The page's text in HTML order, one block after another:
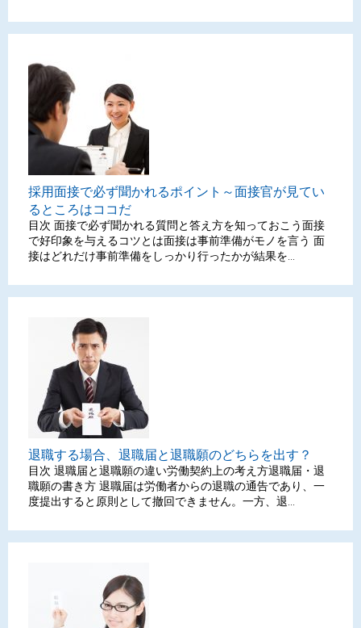
採用面接で必ず聞かれるポイント～面接官が見てい
るところはココだ
目次 面接で必ず聞かれる質問と答え方を知っておこう面接
で好印象を与えるコツとは面接は事前準備がモノを言う 面
接はどれだけ事前準備をしっかり行ったかが結果を...
退職する場合、退職届と退職願のどちらを出す？
目次 退職届と退職願の違い労働契約上の考え方退職届・退
職願の書き方 退職届は労働者からの退職の通告であり、一
度提出すると原則として撤回できません。一方、退...